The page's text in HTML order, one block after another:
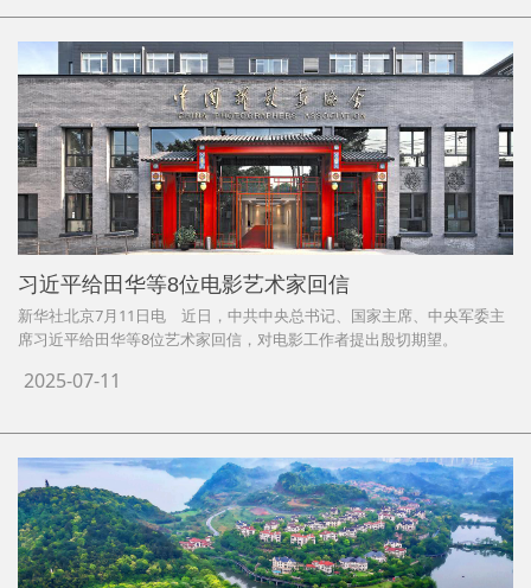
习近平给田华等8位电影艺术家回信
新华社北京7月11日电 近日，中共中央总书记、国家主席、中央军委主
席习近平给田华等8位艺术家回信，对电影工作者提出殷切期望。
2025-07-11